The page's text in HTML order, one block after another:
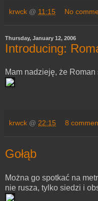
krwck @ 11:15 No
Thursday, January 12, 2006
Introducing:
Mam nadzieję, że
krwck @ 22:15 8
Gołąb
Można go spotkać na
nie rusza, tylko siedzi i